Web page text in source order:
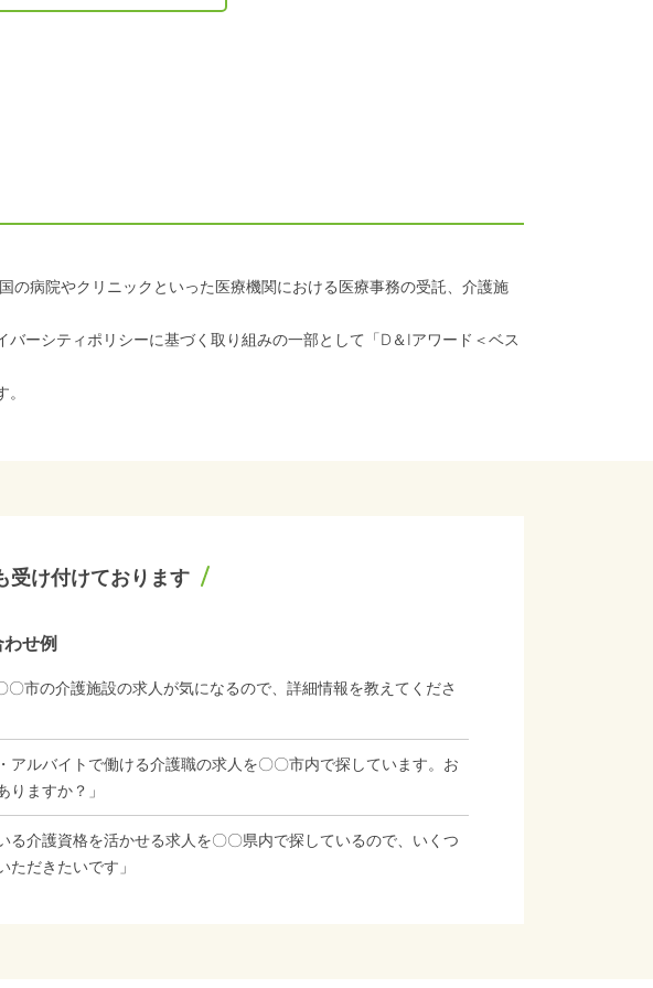
病院やクリニックといった医療機関における医療事務の受託、介護施
ーシティポリシーに基づく取り組みの一部として「D＆Iアワード＜ベス
受け付けております
せ例
〇市の介護施設の求人が気になるので、詳細情報を教えてくださ
アルバイトで働ける介護職の求人を〇〇市内で探しています。お
りますか？」
る介護資格を活かせる求人を〇〇県内で探しているので、いくつ
ただきたいです」